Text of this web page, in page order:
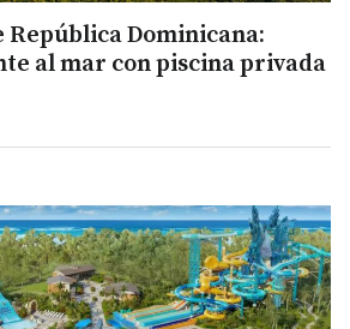
República Dominicana:
al mar con piscina privada